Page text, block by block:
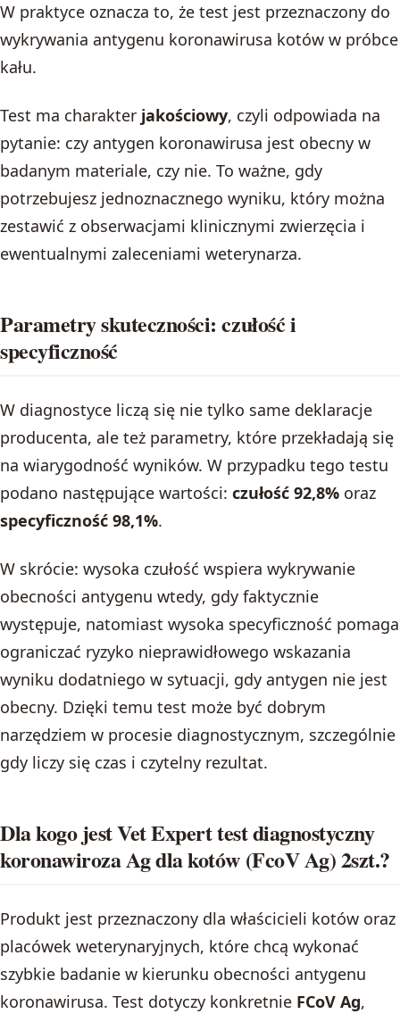
W praktyce oznacza to, że test jest przeznaczony do
wykrywania antygenu koronawirusa kotów w próbce
kału.
Test ma charakter jakościowy, czyli odpowiada na
pytanie: czy antygen koronawirusa jest obecny w
badanym materiale, czy nie. To ważne, gdy
potrzebujesz jednoznacznego wyniku, który można
zestawić z obserwacjami klinicznymi zwierzęcia i
ewentualnymi zaleceniami weterynarza.
Parametry skuteczności: czułość i
specyficzność
W diagnostyce liczą się nie tylko same deklaracje
producenta, ale też parametry, które przekładają się
na wiarygodność wyników. W przypadku tego testu
podano następujące wartości: czułość 92,8% oraz
specyficzność 98,1%.
W skrócie: wysoka czułość wspiera wykrywanie
obecności antygenu wtedy, gdy faktycznie
występuje, natomiast wysoka specyficzność pomaga
ograniczać ryzyko nieprawidłowego wskazania
wyniku dodatniego w sytuacji, gdy antygen nie jest
obecny. Dzięki temu test może być dobrym
narzędziem w procesie diagnostycznym, szczególnie
gdy liczy się czas i czytelny rezultat.
Dla kogo jest Vet Expert test diagnostyczny
koronawiroza Ag dla kotów (FcoV Ag) 2szt.?
Produkt jest przeznaczony dla właścicieli kotów oraz
placówek weterynaryjnych, które chcą wykonać
szybkie badanie w kierunku obecności antygenu
koronawirusa. Test dotyczy konkretnie FCoV Ag,